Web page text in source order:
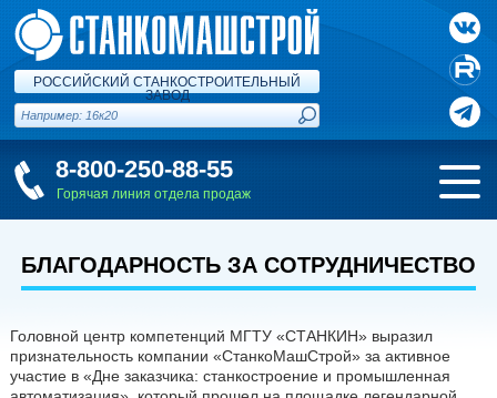
РОССИЙСКИЙ СТАНКОСТРОИТЕЛЬНЫЙ
ЗАВОД
8-800-250-88-55
Горячая линия отдела продаж
БЛАГОДАРНОСТЬ ЗА СОТРУДНИЧЕСТВО
Головной центр компетенций МГТУ «СТАНКИН» выразил
признательность компании «СтанкоМашСтрой» за активное
участие в «Дне заказчика: станкостроение и промышленная